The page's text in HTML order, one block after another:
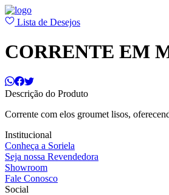
Lista de Desejos
CORRENTE EM
Descrição do Produto
Corrente com elos groumet lisos,
Institucional
Conheça a Soriela
Seja nossa Revendedora
Showroom
Fale Conosco
Social